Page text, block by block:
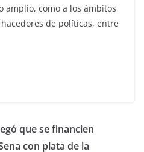
como a los ámbitos
de políticas, entre
que se financien
con plata de la